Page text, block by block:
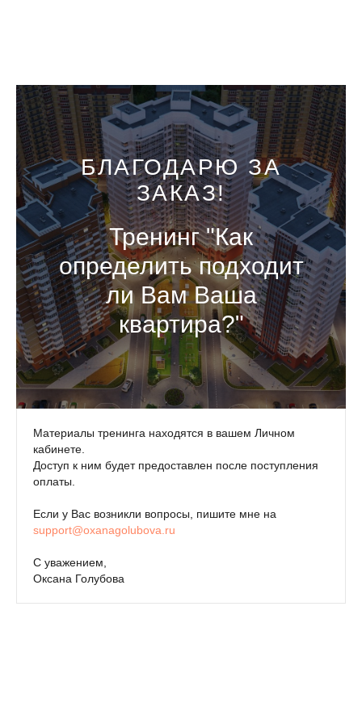
БЛАГОДАРЮ ЗА
ЗАКАЗ!
Тренинг "Как
определить подходит
ли Вам Ваша
квартира?"
Материалы тренинга находятся в вашем Личном
кабинете.
Доступ к ним будет предоставлен после поступления
оплаты.
Если у Вас возникли вопросы, пишите мне на
support@oxanagolubova.ru
С уважением,
Оксана Голубова